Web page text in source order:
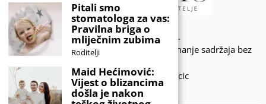
© 2020 - KIDSINFO.BA.
Sva prava zadržana. Zabranjeno preuzimanje sadržaja bez
Developed by Amar SIjercic
IZAŠAO JE NOVI MAGAZIN!
Pitali smo
stomatologa za vas:
Pravilna briga o
mliječnim zubima
Roditelji
Maid Hećimović:
Vijest o blizancima
došla je nakon